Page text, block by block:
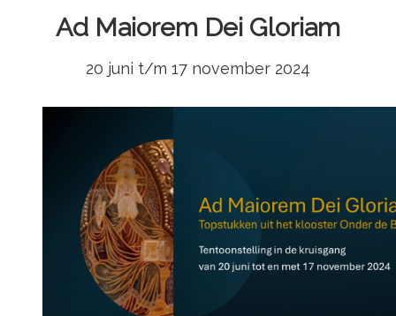
Ad Maiorem Dei Gloriam
20 juni t/m 17 november 2024